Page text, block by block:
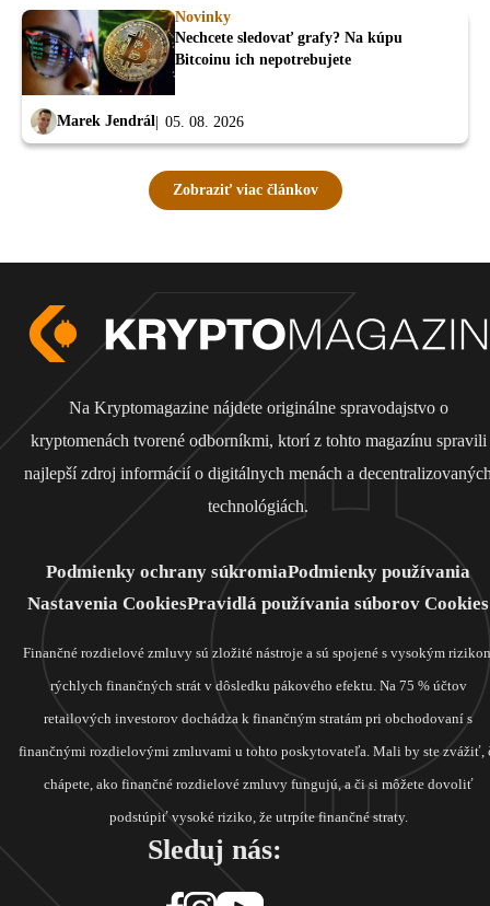
Novinky
Nechcete sledovať grafy? Na kúpu
Bitcoinu ich nepotrebujete
Marek Jendrál 05. 08. 2026
Zobraziť viac článkov
Na Kryptomagazine nájdete originálne spravodajstvo o
kryptomenách tvorené odborníkmi, ktorí z tohto magazínu spravili
najlepší zdroj informácií o digitálnych menách a
technológiách.
Podmienky ochrany súkromiaPodmienky používania
Nastavenia CookiesPravidlá používania súborov Cookies
Finančné rozdielové zmluvy sú zložité nástroje a sú spojené s vysokým
rýchlych finančných strát v dôsledku pákového efektu. Na 75 % účtov
retailových investorov dochádza k finančným stratám pri obchodovaní s
finančnými rozdielovými zmluvami u tohto poskytovateľa. Mali by ste zvážiť,
chápete, ako finančné rozdielové zmluvy fungujú, a či si môžete dovoliť
podstúpiť vysoké riziko, že utrpíte finančné straty.
Sleduj nás: